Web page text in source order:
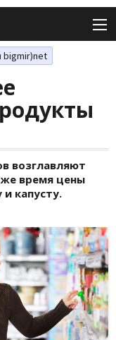
bigmir)net
возглавляют
время цены
и капусту.